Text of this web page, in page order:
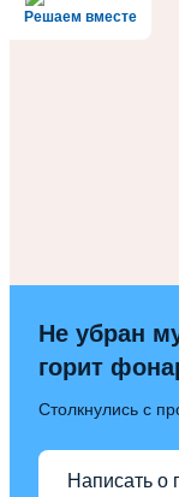
Решаем вместе
Не убран
горит
Столкнулись с
Написать о